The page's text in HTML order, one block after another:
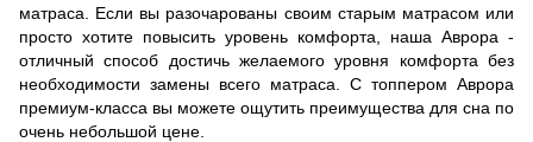
матраса. Если вы разочарованы своим старым матрасом или
просто хотите повысить уровень комфорта, наша Аврора -
отличный способ достичь желаемого уровня комфорта без
необходимости замены всего матраса. С топпером Аврора
премиум-класса вы можете ощутить преимущества для сна по
очень небольшой цене.